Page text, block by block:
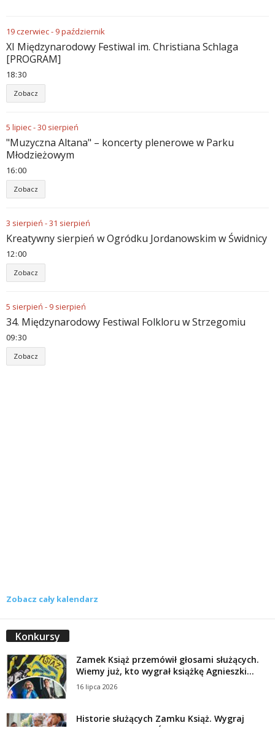
19czerwiec- 9październik
XI Międzynarodowy Festiwal im. Christiana Schlaga
[PROGRAM]
18:30
Zobacz
5 lipiec-30 sierpień
"Muzyczna Altana" – koncerty plenerowe w Parku
Młodzieżowym
16:00
Zobacz
3 sierpień -31 sierpień
Kreatywny sierpień w Ogródku Jordanowskim w Świdnicy
12:00
Zobacz
5 sierpień - 9 sierpień
34. Międzynarodowy Festiwal Folkloru w Strzegomiu
09:30
Zobacz
Zobacz cały kalendarz
Konkursy
Zamek Książ przemówił głosami służących.
Wiemy już, kto wygrał książkę Agnieszki...
16 lipca 2026
Historie służących Zamku Książ. Wygraj
najnowszą książkę Świdniczanki Agnieszki